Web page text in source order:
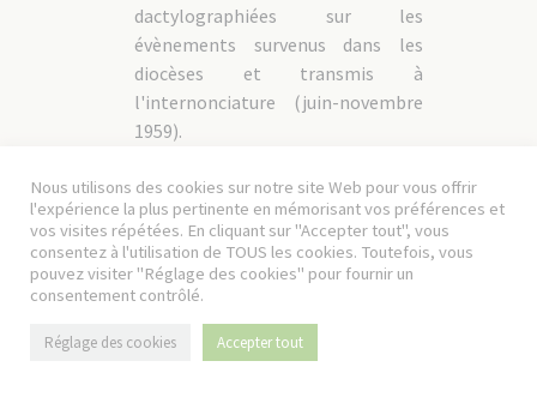
dactylographiées sur les
évènements survenus dans les
diocèses et transmis à
l'internonciature (juin-novembre
1959).
Internonciature apostolique à
Nankin, catalogue des archives :
cahier dactylographié.
MISS/060
Projet de création d’un institut
diocésain d’études chinoises,
Nous utilisons des cookies sur notre site Web pour vous offrir
l'expérience la plus pertinente en mémorisant vos préférences et
vos visites répétées. En cliquant sur "Accepter tout", vous
consentez à l'utilisation de TOUS les cookies. Toutefois, vous
pouvez visiter "Réglage des cookies" pour fournir un
consentement contrôlé.
Réglage des cookies Accepter tout